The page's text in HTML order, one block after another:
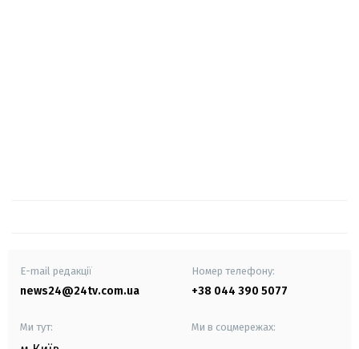
E-mail редакції
news24@24tv.com.ua
Номер телефону:
+38 044 390 5077
Ми тут: Ми в соцмережах: